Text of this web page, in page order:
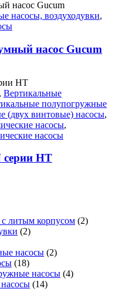
насосы, воздуходувки,
насос Gucum
, Вертикальные
полупогружные
(двух винтовые) насосы,
насосы,
насосы
серии HT
литым корпусом (2)
(2)
насосы (2)
(18)
насосы (4)
(14)